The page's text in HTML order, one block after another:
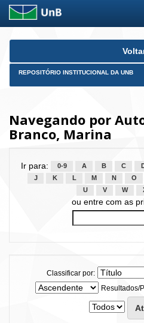
Skip
REPOSITÓRIO INSTITUCIONAL DA UNB
Navegando por
Branco, Marina
Ir para: 0-9 A B C
J
K L M N O
U
V W
ou entre com as
Classificar por:
Resultados/